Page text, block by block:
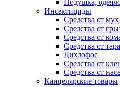
Подушка,
Инсектициды
Средства от мух
Средства от
Средства от
Средства от
Дихлофос
Средства от
Средства от
Канцелярские товары